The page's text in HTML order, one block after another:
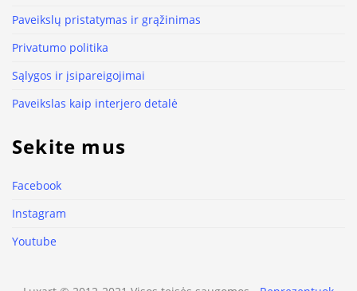
Paveikslų pristatymas ir grąžinimas
Privatumo politika
Sąlygos ir įsipareigojimai
Paveikslas kaip interjero detalė
Sekite mus
Facebook
Instagram
Youtube